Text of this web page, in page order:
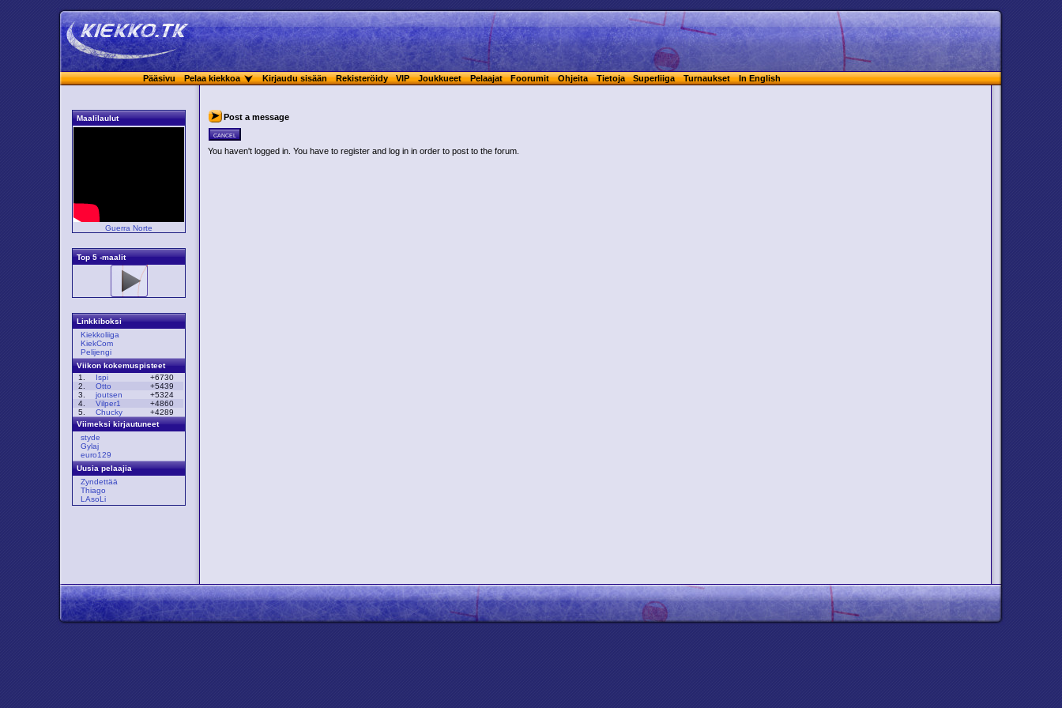
Pääsivu Pelaa kiekkoa Kirjaudu sisään Rekisteröidy VIP Joukkueet Pelaajat Foorumit Ohjeita Tietoja Superliiga Turnaukset In English
Maalilaulut
Guerra Norte
Top 5 -maalit
Linkkiboksi
Kiekkoliiga
KiekCom
Pelijengi
Viikon kokemuspisteet
1.
Ispi
+6730
2.
Otto
+5439
3.
joutsen
+5324
4.
Vilper1
+4860
5.
Chucky
+4289
Viimeksi kirjautuneet
styde
Gylaj
euro129
Uusia pelaajia
Zyndettää
Thiago
LAsoLi
Post a message
cancel
You haven't logged in. You have to register and log in in order to post to the forum.